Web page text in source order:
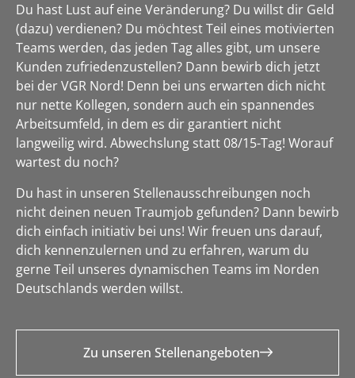
Du hast Lust auf eine Veränderung? Du willst dir Geld
(dazu) verdienen? Du möchtest Teil eines motivierten
Teams werden, das jeden Tag alles gibt, um unsere
Kunden zufriedenzustellen? Dann bewirb dich jetzt
bei der VGR Nord! Denn bei uns erwarten dich nicht
nur nette Kollegen, sondern auch ein spannendes
Arbeitsumfeld, in dem es dir garantiert nicht
langweilig wird. Abwechslung statt 08/15-Tag! Worauf
wartest du noch?
Du hast in unseren Stellenausschreibungen noch
nicht deinen neuen Traumjob gefunden? Dann bewirb
dich einfach initiativ bei uns! Wir freuen uns darauf,
dich kennenzulernen und zu erfahren, warum du
gerne Teil unseres dynamischen Teams im Norden
Deutschlands werden willst.
Zu unseren Stellenangeboten